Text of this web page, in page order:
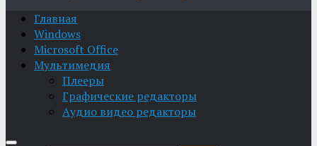
Главная
Windows
Microsoft Office
Мультимедия
Плееры
Графические редакторы
Aудио видео редакторы